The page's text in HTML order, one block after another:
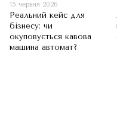
15 червня 2026
Реальний кейс для
бізнесу: чи
окуповується кавова
машина автомат?